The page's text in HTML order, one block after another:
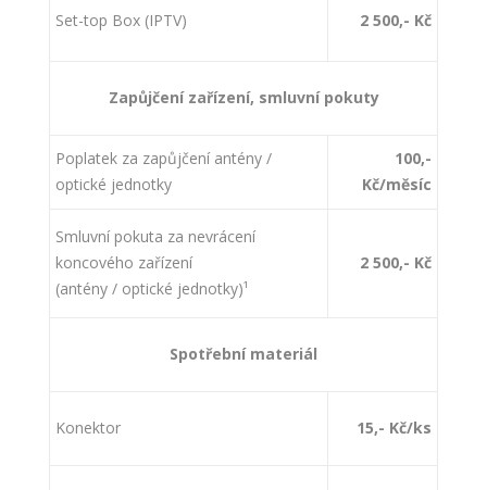
Set-top Box (IPTV) 2 500,- Kč
Zapůjčení zařízení, smluvní pokuty
Poplatek za zapůjčení antény /
optické jednotky
100,-
Kč/měsíc
Smluvní pokuta za nevrácení
koncového zařízení
(antény / optické jednotky)¹
2 500,- Kč
Spotřební materiál
Konektor 15,- Kč/ks